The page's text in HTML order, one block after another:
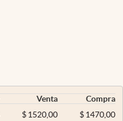
Venta
Compra
$ 1520,00 $1470,00